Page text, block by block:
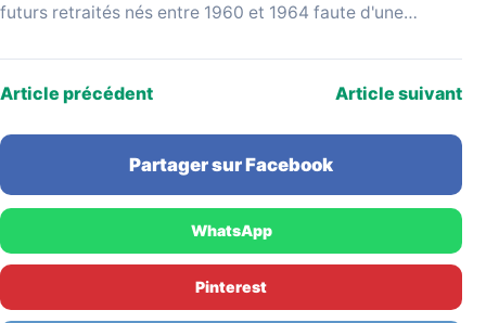
futurs retraités nés entre 1960 et 1964 faute d'une
Article précédent Article suivant
Partager sur Facebook
WhatsApp
Pinterest